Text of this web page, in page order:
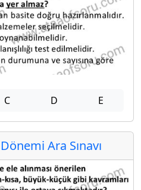
C D E
Ara Sınavı